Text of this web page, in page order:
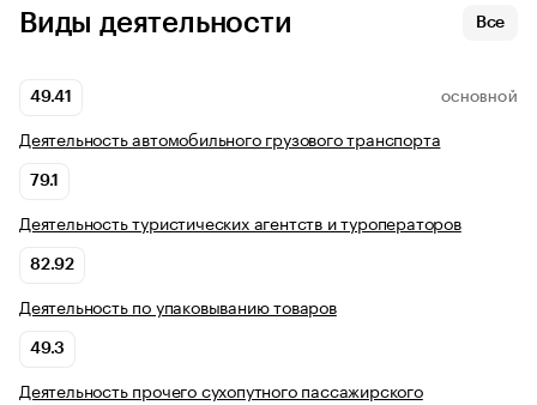
Виды деятельности Все
49.41 ОСНОВНОЙ
Деятельность автомобильного грузового транспорта
79.1
Деятельность туристических агентств и туроператоров
82.92
Деятельность по упаковыванию товаров
49.3
Деятельность прочего сухопутного пассажирского